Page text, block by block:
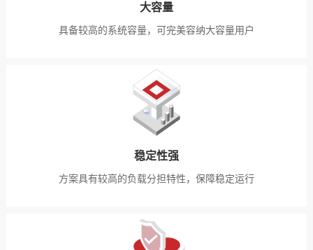
大容量
具备较高的系统容量，可完美容纳大容量用户
稳定性强
方案具有较高的负载分担特性，保障稳定运行